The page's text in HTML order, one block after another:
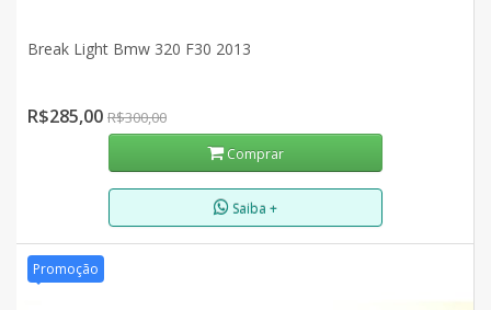
Break Light Bmw 320 F30 2013
R$285,00 R$300,00
Comprar
Saiba +
Promoção